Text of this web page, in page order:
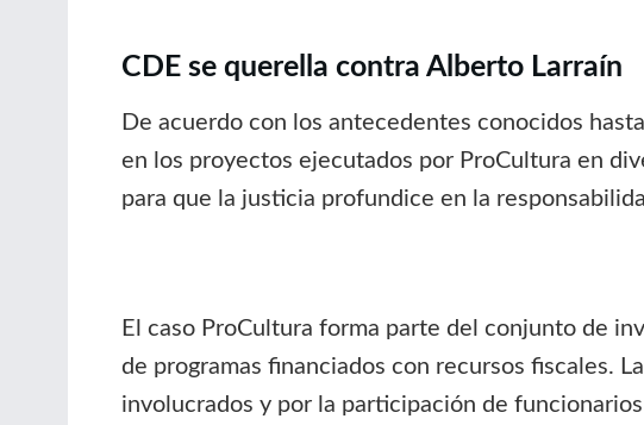
CDE se querella contra Alberto Larraín
De acuerdo con los antecedentes conocidos
en los proyectos ejecutados por ProCultura en
para que la justicia profundice en la
El caso ProCultura forma parte del conjunto de
de programas financiados con recursos fiscales.
involucrados y por la participación de